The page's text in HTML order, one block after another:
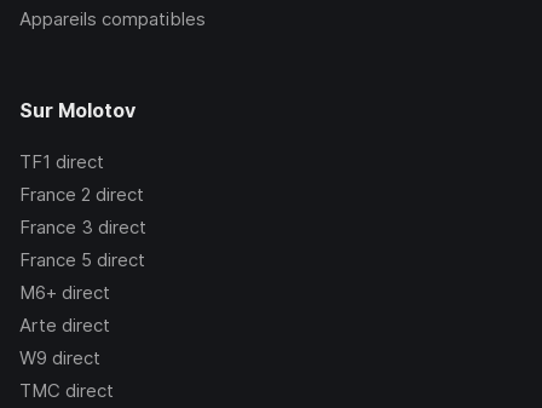
Appareils compatibles
Sur Molotov
TF1 direct
France 2 direct
France 3 direct
France 5 direct
M6+ direct
Arte direct
W9 direct
TMC direct